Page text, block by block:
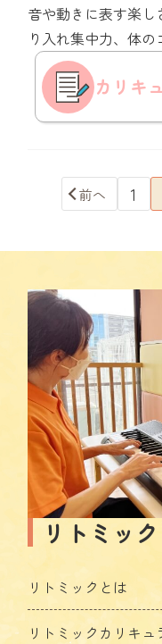
音や動きに表す楽
り入れ集中力、体
カリキ
前へ 1
リトミック
リトミックとは
リトミックカリキュ